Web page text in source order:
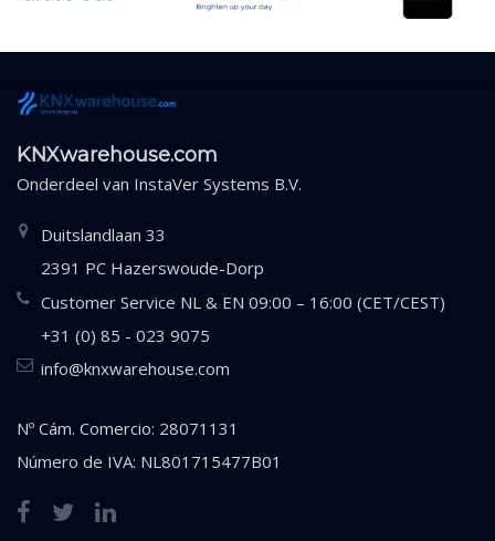
KNXwarehouse.com
Onderdeel van InstaVer Systems B.V.
Duitslandlaan 33
2391 PC Hazerswoude-Dorp
Customer Service NL & EN 09:00 – 16:00 (CET/CEST)
+31 (0) 85 - 023 9075
info@knxwarehouse.com
Nº Cám. Comercio: 28071131
Número de IVA: NL801715477B01